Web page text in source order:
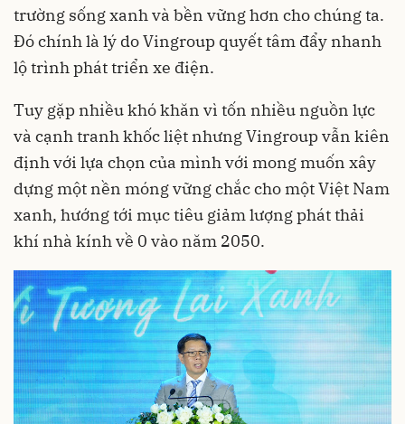
trường sống xanh và bền vững hơn cho chúng ta.
Đó chính là lý do Vingroup quyết tâm đẩy nhanh
lộ trình phát triển xe điện.
Tuy gặp nhiều khó khăn vì tốn nhiều nguồn lực
và cạnh tranh khốc liệt nhưng Vingroup vẫn kiên
định với lựa chọn của mình với mong muốn xây
dựng một nền móng vững chắc cho một Việt Nam
xanh, hướng tới mục tiêu giảm lượng phát thải
khí nhà kính về 0 vào năm 2050.